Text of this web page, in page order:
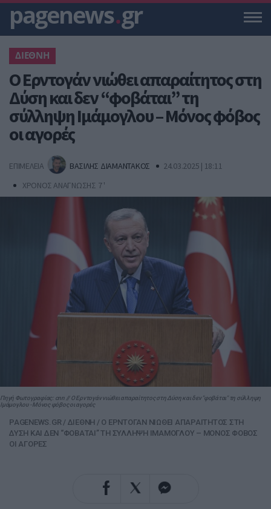
pagenews.gr
ΔΙΕΘΝΗ
Ο Ερντογάν νιώθει απαραίτητος στη
Δύση και δεν “φοβάται” τη
σύλληψη Ιμάμογλου – Μόνος φόβος
οι αγορές
ΕΠΙΜΕΛΕΙΑ ΒΑΣΙΛΗΣ ΔΙΑΜΑΝΤΑΚΟΣ
24.03.2025 | 18:11
ΧΡΟΝΟΣ ΑΝΑΓΝΩΣΗΣ 7 '
Πηγή Φωτογραφίας: cnn // Ο Ερντογάν νιώθει απαραίτητος στη Δύση και δεν "φοβάται" τη σύλληψη
Ιμάμογλου - Μόνος φόβος οι αγορές
PAGENEWS.GR / ΔΙΕΘΝΗ / Ο ΕΡΝΤΟΓΑΝ ΝΙΩΘΕΙ ΑΠΑΡΑΙΤΗΤΟΣ ΣΤΗ
ΔΥΣΗ ΚΑΙ ΔΕΝ “ΦΟΒΑΤΑΙ” ΤΗ ΣΥΛΛΗΨΗ ΙΜΑΜΟΓΛΟΥ – ΜΟΝΟΣ ΦΟΒΟΣ
ΟΙ ΑΓΟΡΕΣ